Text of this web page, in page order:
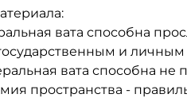
вата способна
и личным
вата способна
пространства -